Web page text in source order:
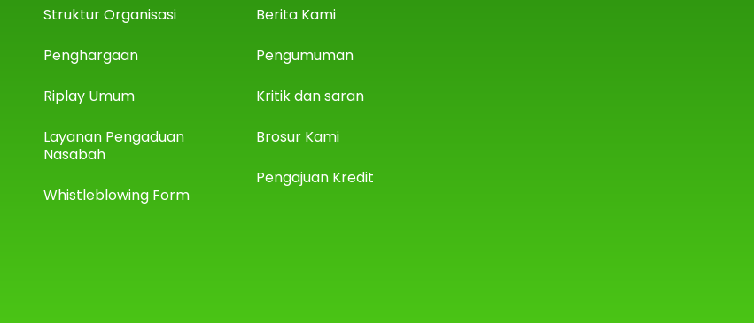
Struktur Organisasi
Penghargaan
Riplay Umum
Layanan Pengaduan
Nasabah
Whistleblowing Form
Berita Kami
Pengumuman
Kritik dan saran
Brosur Kami
Pengajuan Kredit